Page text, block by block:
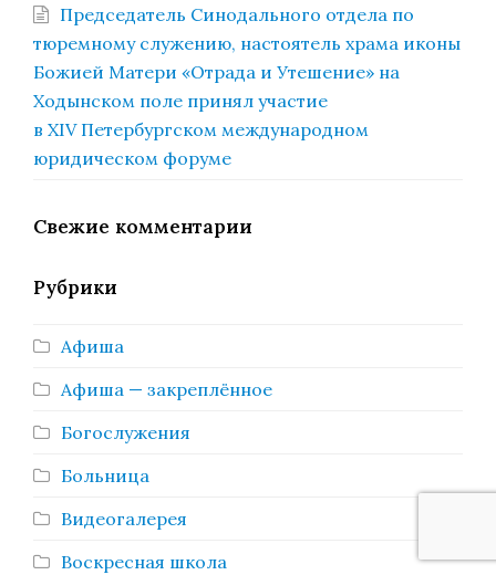
Председатель Синодального отдела по
тюремному служению, настоятель храма иконы
Божией Матери «Отрада и Утешение» на
Ходынском поле принял участие
в XIV Петербургском международном
юридическом форуме
Свежие комментарии
Рубрики
Афиша
Афиша — закреплённое
Богослужения
Больница
Видеогалерея
Воскресная школа